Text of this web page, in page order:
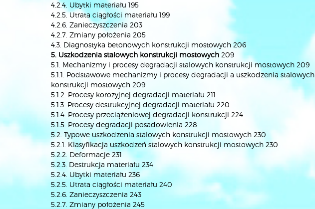
4.2.4. Ubytki materiału 195
4.2.5. Utrata ciągłości materiału 199
4.2.6. Zanieczyszczenia 203
4.2.7. Zmiany położenia 205
4.3. Diagnostyka betonowych konstrukcji mostowych 206
5. Uszkodzenia stalowych konstrukcji mostowych 209
5.1. Mechanizmy i procesy degradacji stalowych konstrukcji mostowych 209
5.1.1. Podstawowe mechanizmy i procesy degradacji a uszkodzenia stalowych
konstrukcji mostowych 209
5.1.2. Procesy korozyjnej degradacji materiału 211
5.1.3. Procesy destrukcyjnej degradacji materiału 220
5.1.4. Procesy przeciążeniowej degradacji konstrukcji 224
5.1.5. Procesy degradacji posadowienia 228
5.2. Typowe uszkodzenia stalowych konstrukcji mostowych 230
5.2.1. Klasyfikacja uszkodzeń stalowych konstrukcji mostowych 230
5.2.2. Deformacje 231
5.2.3. Destrukcja materiału 234
5.2.4. Ubytki materiału 236
5.2.5. Utrata ciągłości materiału 240
5.2.6. Zanieczyszczenia 243
5.2.7. Zmiany położenia 245